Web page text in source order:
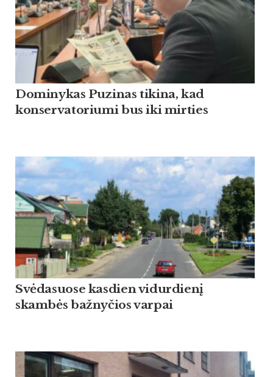
Dominykas Puzinas tikina, kad
konservatoriumi bus iki mirties
Svėdasuose kasdien vidurdienį
skambės bažnyčios varpai